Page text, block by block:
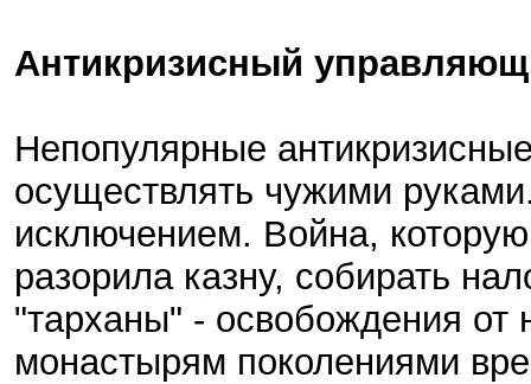
Антикризисный
Непопулярные
осуществлять чужими
исключением. Война,
разорила казну, собирать
"тарханы" - освобождения от
монастырям поколениями